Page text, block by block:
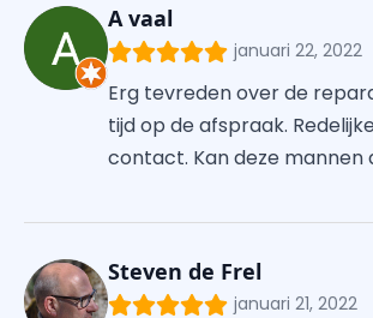
A vaal
januari 22, 2022
Erg tevreden over de
tijd op de afspraak.
contact. Kan deze mannen
Steven de Frel
januari 21, 2022